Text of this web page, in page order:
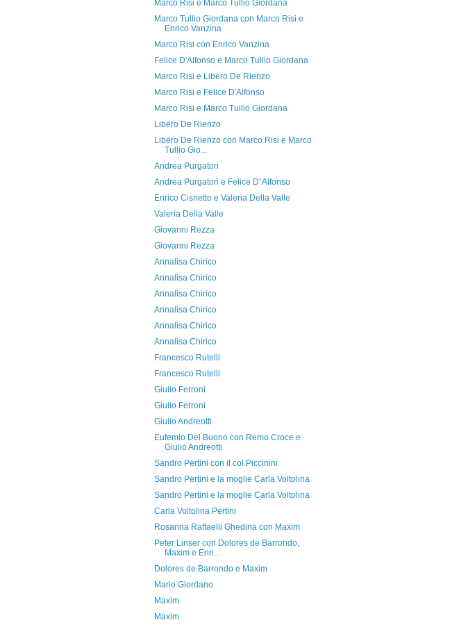
Marco Risi e Marco Tullio Giordana
Marco Tullio Giordana con Marco Risi e
Enrico Vanzina
Marco Risi con Enrico Vanzina
Felice D'Alfonso e Marco Tullio Giordana
Marco Risi e Libero De Rienzo
Marco Risi e Felice D'Alfonso
Marco Risi e Marco Tullio Giordana
Libero De Rienzo
Libero De Rienzo con Marco Risi e Marco
Tullio Gio...
Andrea Purgatori
Andrea Purgatori e Felice D' Alfonso
Enrico Cisnetto e Valeria Della Valle
Valeria Della Valle
Giovanni Rezza
Giovanni Rezza
Annalisa Chirico
Annalisa Chirico
Annalisa Chirico
Annalisa Chirico
Annalisa Chirico
Annalisa Chirico
Francesco Rutelli
Francesco Rutelli
Giulio Ferroni
Giulio Ferroni
Giulio Andreotti
Eufemio Del Buono con Remo Croce e
Giulio Andreotti
Sandro Pertini con il col.Piccinini
Sandro Pertini e la moglie Carla Voltolina
Sandro Pertini e la moglie Carla Voltolina
Carla Voltolina Pertini
Rosanna Raffaelli Ghedina con Maxim
Peter Linser con Dolores de Barrondo,
Maxim e Enri...
Dolores de Barrondo e Maxim
Mario Giordano
Maxim
Maxim